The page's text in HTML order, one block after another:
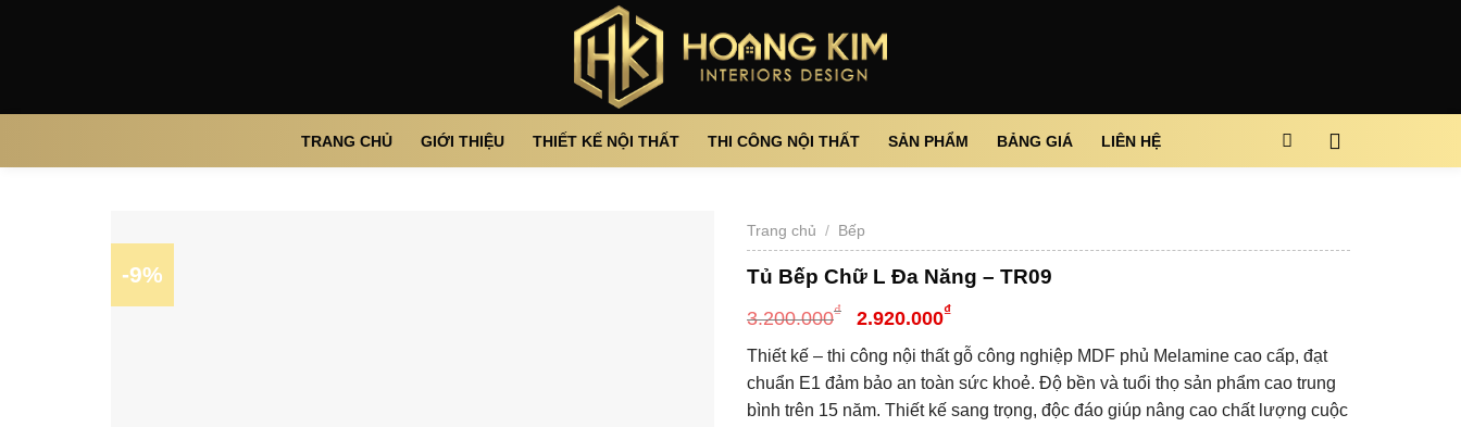
TRANG CHỦ GIỚI THIỆU THIẾT KẾ NỘI THẤT THI CÔNG NỘI THẤT SẢN PHẨM BẢNG GIÁ LIÊN HỆ
-9%
Trang chủ / Bếp
Tủ Bếp Chữ L Đa Năng – TR09
3.200.000₫ 2.920.000₫
Thiết kế – thi công nội thất gỗ công nghiệp MDF phủ Melamine cao cấp, đạt
chuẩn E1 đảm bảo an toàn sức khoẻ. Độ bền và tuổi thọ sản phẩm cao trung
bình trên 15 năm. Thiết kế sang trọng, độc đáo giúp nâng cao chất lượng cuộc